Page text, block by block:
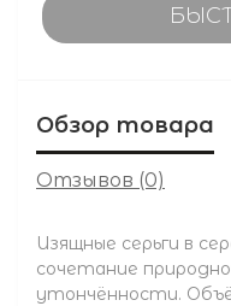
Обзор товара
Отзывов (0)
Изящные серьги в
сочетание
утончённости.